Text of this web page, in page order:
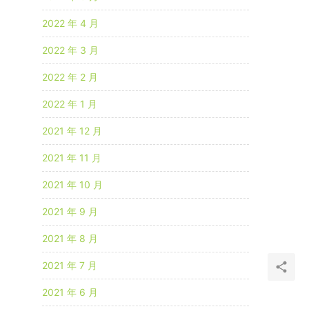
2022 年 4 月
2022 年 3 月
2022 年 2 月
2022 年 1 月
2021 年 12 月
2021 年 11 月
2021 年 10 月
2021 年 9 月
2021 年 8 月
2021 年 7 月
2021 年 6 月